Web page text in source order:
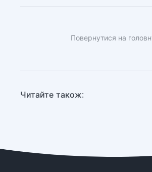
Повернутися на
Читайте також: